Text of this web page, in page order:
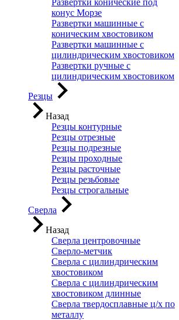
Развертки конические под
конус Морзе
Развертки машинные с
коническим хвостовиком
Развертки машинные с
цилиндрическим хвостовиком
Развертки ручные с
цилиндрическим хвостовиком
Резцы
Назад
Резцы контурные
Резцы отрезные
Резцы подрезные
Резцы проходные
Резцы расточные
Резцы резьбовые
Резцы строгальные
Сверла
Назад
Сверла центровочные
Сверло-метчик
Сверла с цилиндрическим
хвостовиком
Сверла с цилиндрическим
хвостовиком длинные
Сверла твердосплавные ц/х по
металлу